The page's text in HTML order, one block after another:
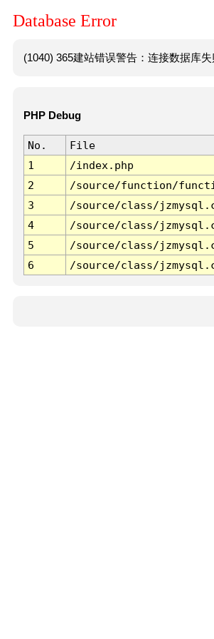
Database Error
(1040) 365建站错误警告：连接数据库
PHP Debug
No. File
1
/index.php
2
/source/function/
3
/source/class/
4
/source/class/
5
/source/class/
6
/source/class/